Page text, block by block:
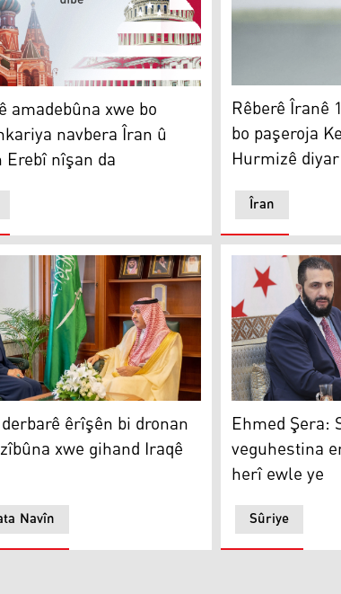
Kendavê xerc bike
xwe bo navbeynkariya navbera Îran
amadebûna xwe bo
navbera Îran û
nîşan da
Rêberê Îranê
Îran
Rêberê
bo paşeroja
Hurmizê
êrîşên bi dronan de nerazîbûna xwe
Navîn
êrîşên bi dronan
xwe gihand Iraqê
Ehmed Şera:
Sûriye
Ehmed Şera:
veguhestina
herî ewle ye